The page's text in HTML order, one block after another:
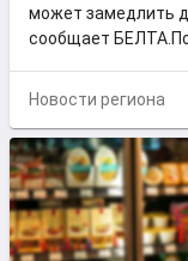
может замедлить
сообщает
Новости региона